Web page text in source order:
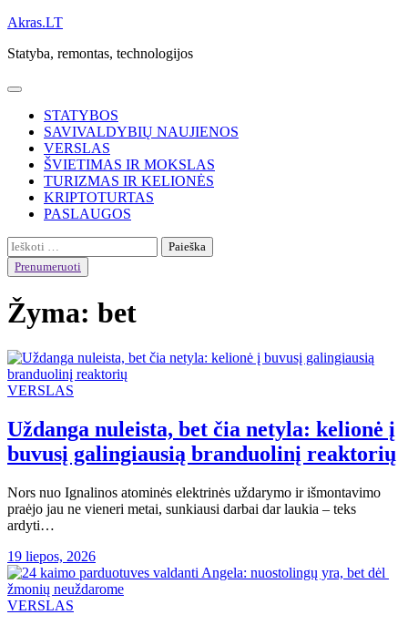
Skip
content
Akras.LT
Statyba, remontas, technologijos
STATYBOS
SAVIVALDYBIŲ NAUJIENOS
VERSLAS
ŠVIETIMAS IR MOKSLAS
TURIZMAS IR KELIONĖS
KRIPTOTURTAS
PASLAUGOS
Ieškoti:
Prenumeruoti
Žyma: bet
VERSLAS
Uždanga nuleista, bet čia netyla: kelionė į
buvusį galingiausią branduolinį reaktorių
Nors nuo Ignalinos atominės elektrinės uždarymo ir išmontavimo
praėjo jau ne vieneri metai, sunkiausi darbai dar laukia – teks
ardyti…
19 liepos, 2026
VERSLAS